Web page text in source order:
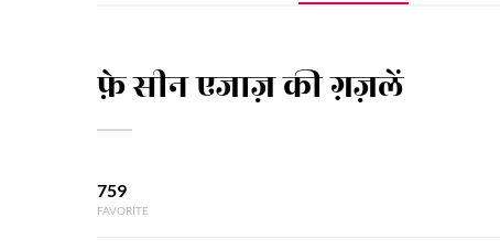
फ़े सीन एजाज़ की ग़ज़लें
759
FAVORITE